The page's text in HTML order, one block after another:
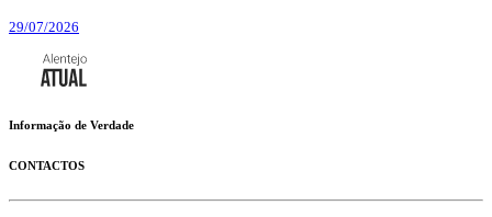
29/07/2026
Informação de Verdade
CONTACTOS